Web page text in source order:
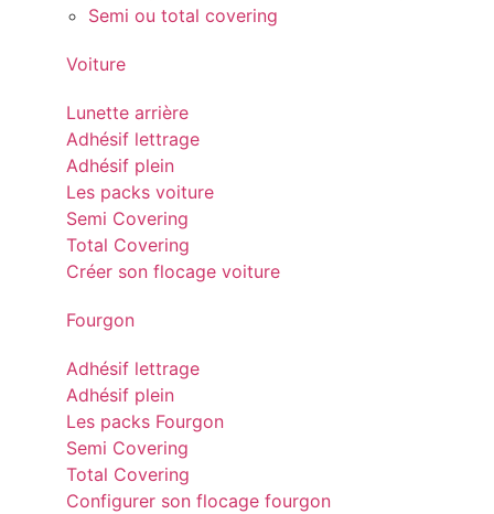
Semi ou total covering
Voiture
Lunette arrière
Adhésif lettrage
Adhésif plein
Les packs voiture
Semi Covering
Total Covering
Créer son flocage voiture
Fourgon
Adhésif lettrage
Adhésif plein
Les packs Fourgon
Semi Covering
Total Covering
Configurer son flocage fourgon